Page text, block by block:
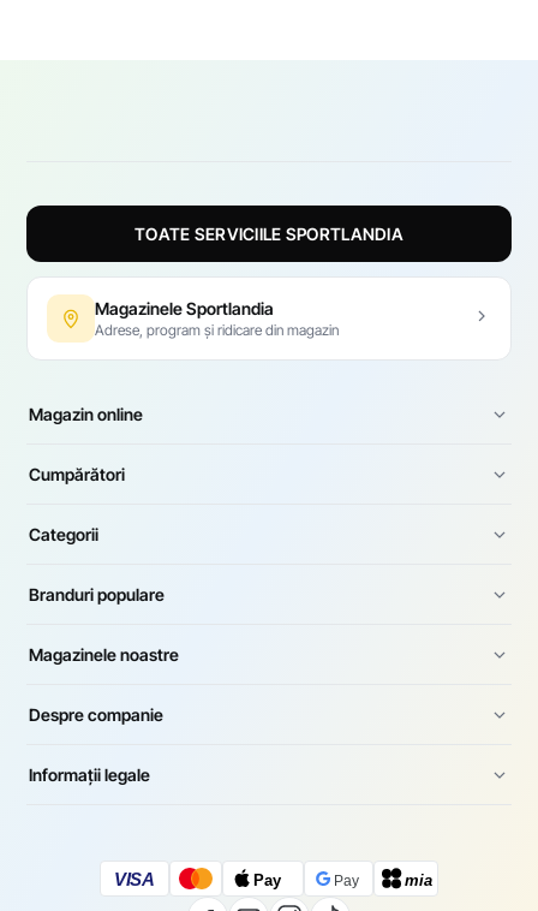
TOATE SERVICIILE SPORTLANDIA
Magazinele Sportlandia
Adrese, program și ridicare din magazin
Magazin online
Cumpărători
Categorii
Branduri populare
Magazinele noastre
Despre companie
Informații legale
VISA Pay Pay mia